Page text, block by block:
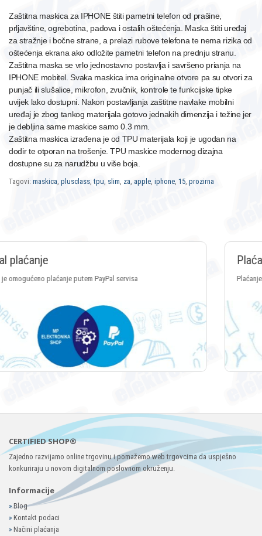
Zaštitna maskica za IPHONE štiti pametni telefon od prašine,
prljavštine, ogrebotina, padova i ostalih oštećenja. Maska štiti uređaj
za stražnje i bočne strane, a prelazi rubove telefona te nema rizika od
oštećenja ekrana ako odložite pametni telefon na prednju stranu.
Zaštitna maska se vrlo jednostavno postavlja i savršeno prianja na
IPHONE mobitel. Svaka maskica ima originalne otvore pa su otvori za
punjač ili slušalice, mikrofon, zvučnik, kontrole te funkcijske tipke
uvijek lako dostupni. Nakon postavljanja zaštitne navlake mobilni
uređaj je zbog tankog materijala gotovo jednakih dimenzija i težine jer
je debljina same maskice samo 0.3 mm.
Zaštitna maskica izrađena je od TPU materijala koji je ugodan na
dodir te otporan na trošenje. TPU maskice modernog dizajna
dostupne su za narudžbu u više boja.
Tagovi: maskica, plusclass,tpu, slim, za, apple, iphone, 15, prozirna
Plaćanje putem svih vrsta Crypto valuta
CERTIFIED SHOP®
Zajedno razvijamo online trgovinu i pomažemo web trgovcima da uspješno
konkuriraju u novom digitalnom poslovnom okruženju.
Informacije
»Blog
» Kontakt podaci
» Načini plaćanja